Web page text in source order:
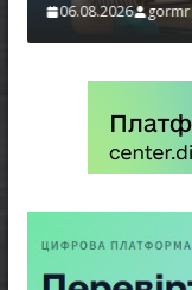
06.08.2026 gormr